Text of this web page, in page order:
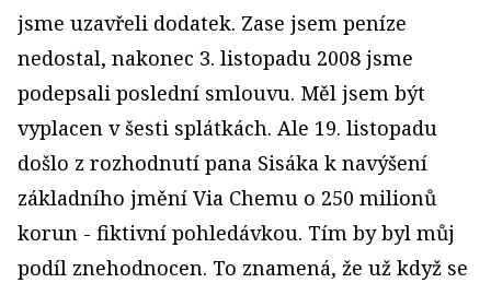
jsme uzavřeli dodatek. Zase jsem peníze
nedostal, nakonec 3. listopadu 2008 jsme
podepsali poslední smlouvu. Měl jsem být
vyplacen v šesti splátkách. Ale 19. listopadu
došlo z rozhodnutí pana Sisáka k navýšení
základního jmění Via Chemu o 250 milionů
korun - fiktivní pohledávkou. Tím by byl můj
podíl znehodnocen. To znamená, že už když se